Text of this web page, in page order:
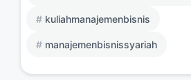
kuliahmanajemenbisnis
manajemenbisnissyariah